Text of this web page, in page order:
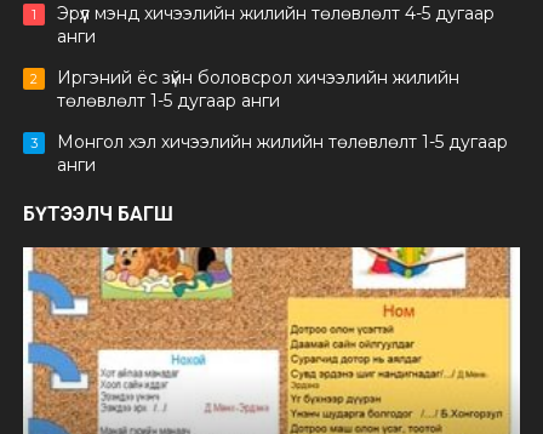
1
Эрүүл мэнд хичээлийн жилийн төлөвлөлт 4-5 дугаар
анги
2
Иргэний ёс зүйн боловсрол хичээлийн жилийн
төлөвлөлт 1-5 дугаар анги
3
Монгол хэл хичээлийн жилийн төлөвлөлт 1-5 дугаар
анги
БҮТЭЭЛЧ БАГШ